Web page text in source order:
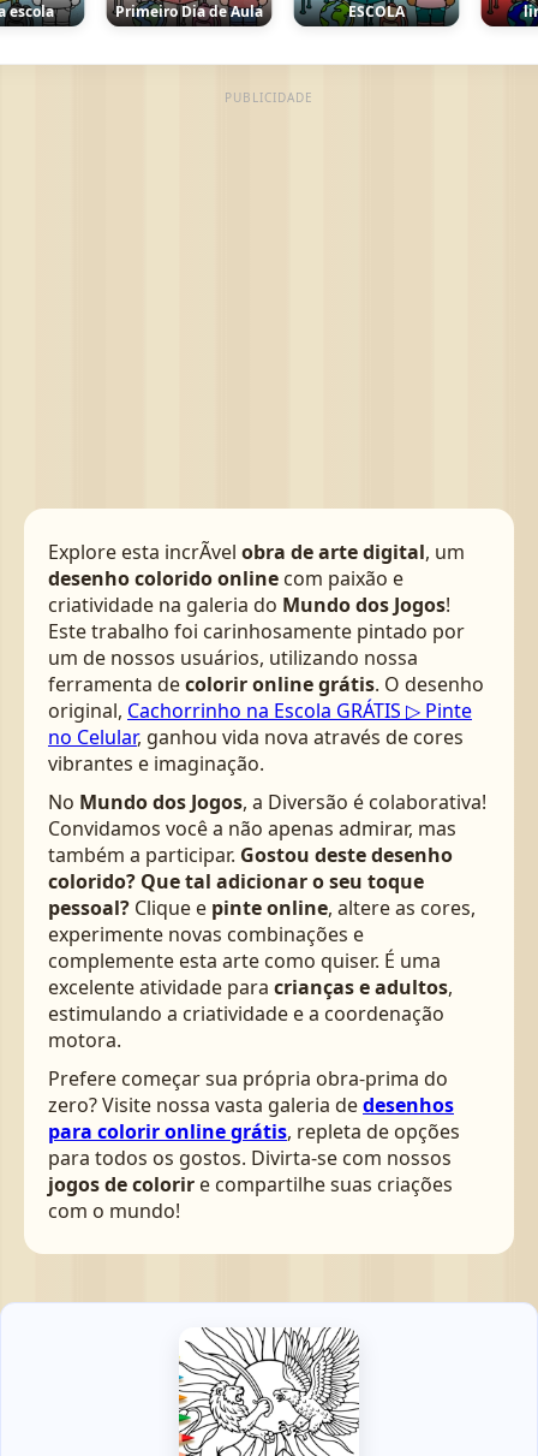
Primeiro Dia de Aula ESCOLA
PUBLICIDADE
Explore esta incrÃ­vel obra de arte digital, um
desenho colorido online com paixão e
criatividade na galeria do Mundo dos Jogos!
Este trabalho foi carinhosamente pintado por
um de nossos usuários, utilizando nossa
ferramenta decolorir online grátis. O desenho
original, Cachorrinho na Escola GRÁTIS ▷ Pinte
no Celular, ganhou vida nova através de cores
vibrantes e imaginação.
No Mundo dos Jogos, a Diversão é colaborativa!
Convidamos você a não apenas admirar, mas
também a participar. Gostou deste desenho
colorido? Que tal adicionar o seu toque
pessoal? Clique e pinte online, altere as cores,
experimente novas combinações e
complemente esta arte como quiser. É uma
excelente atividade para crianças e adultos,
estimulando a criatividade e a coordenação
motora.
Prefere começar sua própria obra-prima do
zero? Visite nossa vasta galeria dedesenhos
para colorir online grátis, repleta de opções
para todos os gostos. Divirta-se com nossos
jogos de colorir e compartilhe suas criações
com o mundo!